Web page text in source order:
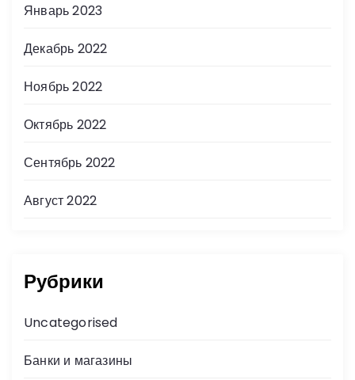
Январь 2023
Декабрь 2022
Ноябрь 2022
Октябрь 2022
Сентябрь 2022
Август 2022
Рубрики
Uncategorised
Банки и магазины